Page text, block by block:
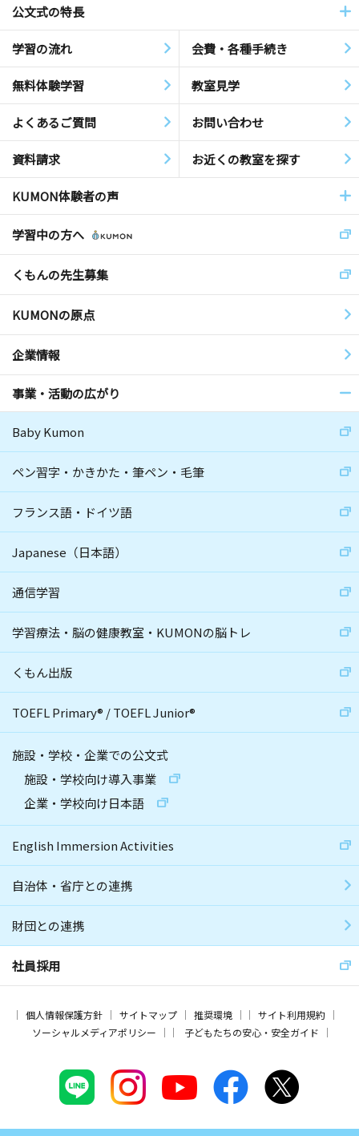
公文式の特長
学習の流れ 会費・各種手続き
無料体験学習 教室見学
よくあるご質問 お問い合わせ
資料請求 お近くの教室を探す
KUMON体験者の声
学習中の方へ
くもんの先生募集
KUMONの原点
企業情報
事業・活動の広がり
Baby Kumon
ペン習字・かきかた・筆ペン・毛筆
フランス語・ドイツ語
Japanese（日本語）
通信学習
学習療法・脳の健康教室・KUMONの脳トレ
くもん出版
TOEFL Primary® /TOEFL Junior®
施設・学校・企業での公文式
施設・学校向け導入事業
企業・学校向け日本語
English Immersion Activities
自治体・省庁との連携
財団との連携
社員採用
個人情報保護方針 サイトマップ 推奨環境
サイト利用規約
ソーシャルメディアポリシー
子どもたちの安心・安全ガイド